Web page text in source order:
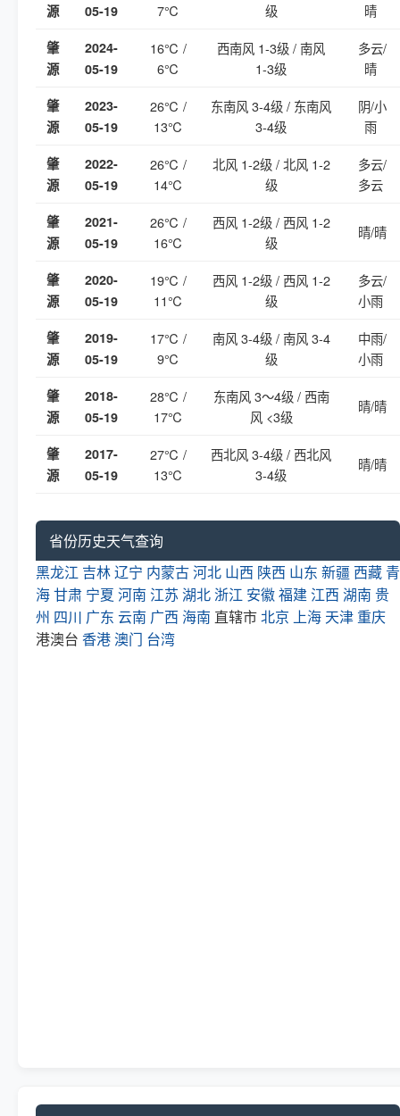
源
05-19
7℃
级
晴
肇
源
2024-
05-19
16℃ /
6℃
西南风 1-3级 / 南风
1-3级
多云/
晴
肇
源
2023-
05-19
26℃ /
13℃
东南风 3-4级 / 东南风
3-4级
阴/小
雨
肇
源
2022-
05-19
26℃ /
14℃
北风 1-2级 / 北风 1-2
级
多云/
多云
肇
源
2021-
05-19
26℃ /
16℃
西风 1-2级 / 西风 1-2
级
晴/晴
肇
源
2020-
05-19
19℃ /
11℃
西风 1-2级 / 西风 1-2
级
多云/
小雨
肇
源
2019-
05-19
17℃ /
9℃
南风 3-4级 / 南风 3-4
级
中雨/
小雨
肇
源
2018-
05-19
28℃ /
17℃
东南风 3～4级 / 西南
风 <3级
晴/晴
肇
源
2017-
05-19
27℃ /
13℃
西北风 3-4级 / 西北风
3-4级
晴/晴
省份历史天气查询
黑龙江 吉林辽宁 内蒙古河北 山西 陕西 山东 新疆 西藏 青
海甘肃 宁夏 河南 江苏 湖北 浙江 安徽福建 江西 湖南 贵
州 四川 广东 云南 广西 海南 直辖市北京 上海 天津 重庆
港澳台 香港澳门 台湾